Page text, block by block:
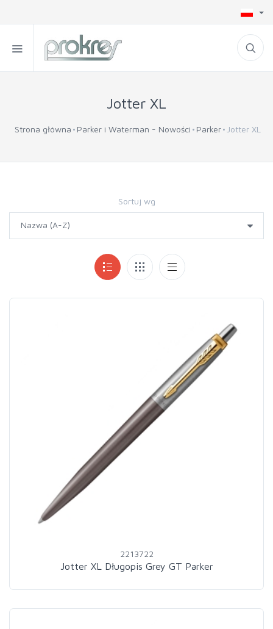
Jotter XL
Strona główna Parker i Waterman - Nowości Parker Jotter XL
Sortuj wg
2213722
Jotter XL Długopis Grey GT Parker